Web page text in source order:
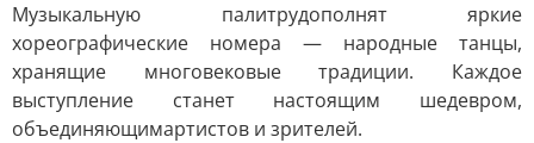
Музыкальную палитрудополнят яркие
хореографические номера — народные танцы,
хранящие многовековые традиции. Каждое
выступление станет настоящим шедевром,
объединяющимартистов и зрителей.